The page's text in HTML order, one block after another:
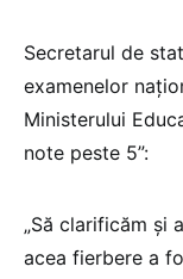
Secretarul de
examenelor
Ministerului
note peste 5”:
„Să clarificăm și
acea fierbere a